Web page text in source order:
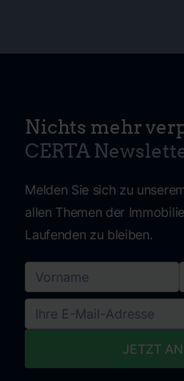
Nichts mehr
CERTA
Melden Sie sich zu
allen Themen der
Laufenden zu bleiben.